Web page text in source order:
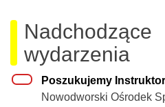
Nadchodzące
wydarzenia
Poszukujemy
Nowodworski Ośrodek